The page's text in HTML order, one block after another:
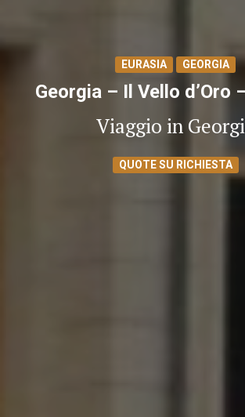
EURASIA GEORGIA
Georgia – Il Vello d’Oro
Viaggio in
QUOTE SU RICHIESTA